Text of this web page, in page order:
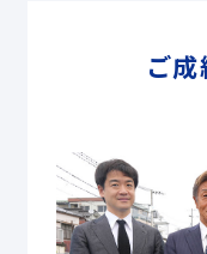
ご